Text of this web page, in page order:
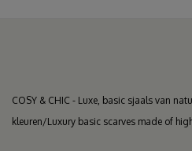
COSY & CHIC - Luxe, basic sjaals van
kleuren/Luxury basic scarves made of